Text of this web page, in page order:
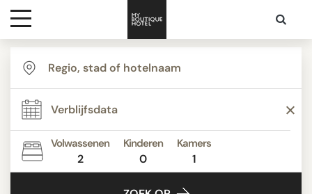
Bestemmingen
Hoteltypes
Contact
Volwassenen
2
Kinderen
0
Kamers
1